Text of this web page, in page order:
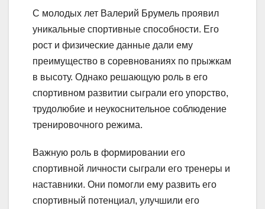
С молодых лет Валерий Брумель проявил
уникальные спортивные способности. Его
рост и физические данные дали ему
преимущество в соревнованиях по прыжкам
в высоту. Однако решающую роль в его
спортивном развитии сыграли его упорство,
трудолюбие и неукоснительное соблюдение
тренировочного режима.
Важную роль в формировании его
спортивной личности сыграли его тренеры и
наставники. Они помогли ему развить его
спортивный потенциал, улучшили его